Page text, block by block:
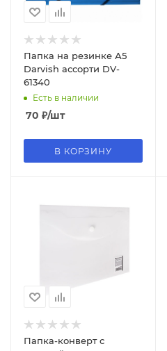
Папка на резинке А5
Darvish ассорти DV-
61340
Есть в наличии
70 ₽/шт
В КОРЗИНУ
Папка-конверт с